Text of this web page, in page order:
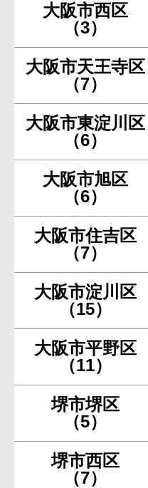
大阪市西区
（3）
大阪市天王寺区
（7）
大阪市東淀川区
（6）
大阪市旭区
（6）
大阪市住吉区
（7）
大阪市淀川区
（15）
大阪市平野区
（11）
堺市堺区
（5）
堺市西区
（7）